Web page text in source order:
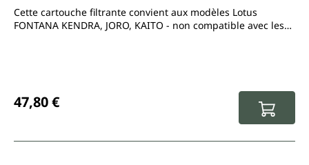
Cette cartouche filtrante convient aux modèles Lotus
FONTANA KENDRA, JORO, KAITO - non compatible avec les
47,80 €